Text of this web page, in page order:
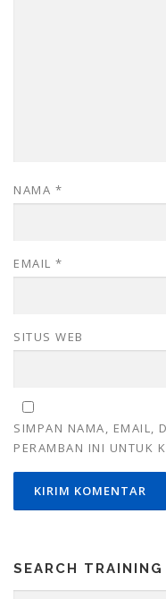
NAMA *
EMAIL *
SITUS WEB
SIMPAN NAMA, EMAIL,
PERAMBAN INI UNTUK
SEARCH TRAINING